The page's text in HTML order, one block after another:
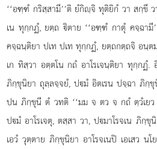
‘‘อฑฺฑํ กริสฺสามี’’ติ ยํกิฺจิ ทุติยิกํ วา สกฺขึ
เน ทุกฺกฏํ, ยตฺถ ิตาย ‘‘อฑฺฑํ กาตุํ คจฺฉา
คจฺฉนฺติยา ปเท ปเท ทุกฺกฏํ, ยตฺถกตฺถจิ อนฺต
เก ทิสฺวา อตฺตโน กถํ อาโรเจนฺติยา ทุกฺกฏํ.
ภิกฺขุนิยา ถุลฺลจฺจยํ, ปมํ อิตเรน ปจฺฉา ภิกฺขุ
ปน ภิกฺขุนี ตํ วทติ ‘‘มม จ ตว จ กถํ ตฺวํเยว
ปมํ อาโรเจตุ, ตสฺสา วา, ปมาโรจเน ภิกฺ
เอวํ วุตฺตาย ภิกฺขุนิยา อาโรจเนปิ เอเสว